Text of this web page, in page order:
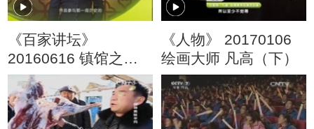
《百家讲坛》
20160616 镇馆之宝6
章怀太子墓
《人物》 20170106
绘画大师 凡高（下）